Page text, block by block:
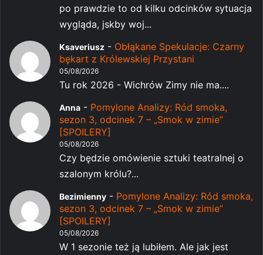
po prawdzie to od kilku odcinków sytuacja
wygląda, jskby woj...
Ksaveriusz - Obłąkane Spekulacje: Czarny
bękart z Królewskiej Przystani
05/08/2026
Tu rok 2026 - Wichrów Zimy nie ma....
Anna - Pomylone Analizy: Ród smoka,
sezon 3, odcinek 7 – „Smok w zimie”
[SPOILERY]
05/08/2026
Czy będzie omówienie sztuki teatralnej o
szalonym królu?...
Bezimienny - Pomylone Analizy: Ród smoka,
sezon 3, odcinek 7 – „Smok w zimie”
[SPOILERY]
05/08/2026
W 1 sezonie też ją lubiłem. Ale jak jest